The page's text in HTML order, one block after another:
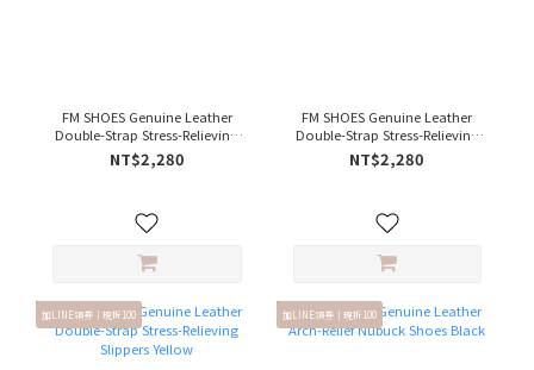
FM SHOES Genuine Leather
Double-Strap Stress-Relieving
Slippers White
NT$2,280
FM SHOES Genuine Leather
Double-Strap Stress-Relieving
Slippers Black
NT$2,280
加LINE領券｜現折100 加LINE領券｜現折100